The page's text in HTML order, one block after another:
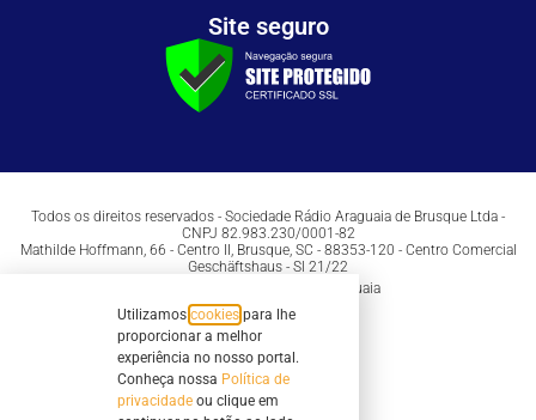
Site seguro
Todos os direitos reservados - Sociedade Rádio Araguaia de Brusque Ltda -
CNPJ 82.983.230/0001-82
Mathilde Hoffmann, 66 - Centro II, Brusque, SC - 88353-120 - Centro Comercial
Geschäftshaus - Sl 21/22
Copyright © 2026 | Rádio Araguaia
Utilizamos cookies para lhe
proporcionar a melhor
experiência no nosso portal.
Conheça nossa Política de
privacidade ou clique em